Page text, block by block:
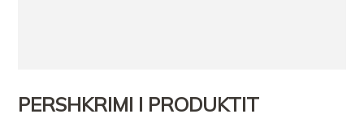
PERSHKRIMI I PRODUKTIT